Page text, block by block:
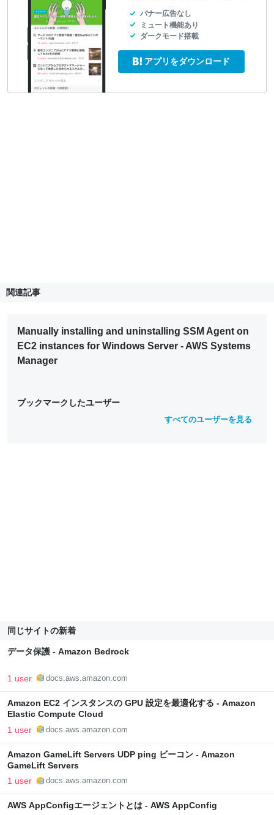
バナー広告なし
ミュート機能あり
ダークモード搭載
アプリをダウンロード
関連記事
Manually installing and uninstalling SSM Agent on
EC2 instances for Windows Server - AWS Systems
Manager
ブックマークしたユーザー
すべてのユーザーを見る
同じサイトの新着
データ保護 - Amazon Bedrock
1 user docs.aws.amazon.com
Amazon EC2 インスタンスの GPU 設定を最適化する - Amazon
Elastic Compute Cloud
1 user docs.aws.amazon.com
Amazon GameLift Servers UDP ping ビーコン - Amazon
GameLift Servers
1 user docs.aws.amazon.com
AWS AppConfigエージェントとは - AWS AppConfig